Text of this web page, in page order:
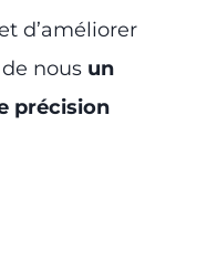
d’améliorer
nous un
précision